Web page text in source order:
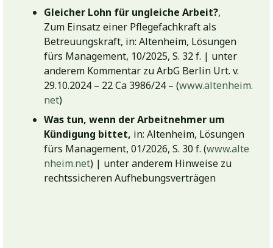
Gleicher Lohn für ungleiche Arbeit?,
Zum Einsatz einer Pflegefachkraft als
Betreuungskraft, in: Altenheim, Lösungen
fürs Management, 10/2025, S. 32 f. | unter
anderem Kommentar zu ArbG Berlin Urt. v.
29.10.2024 – 22 Ca 3986/24 – (www.altenheim.
net)
Was tun, wenn der Arbeitnehmer um
Kündigung bittet, in: Altenheim, Lösungen
fürs Management, 01/2026, S. 30 f. (www.alte
nheim.net) | unter anderem Hinweise zu
rechtssicheren Aufhebungsverträgen